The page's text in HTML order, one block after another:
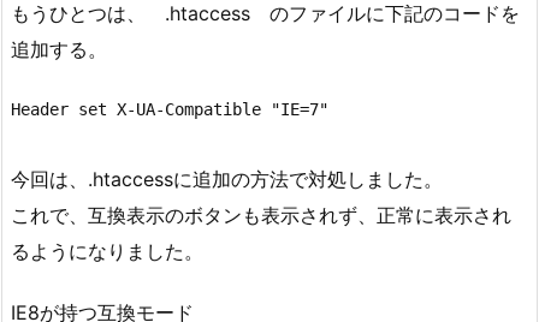
もうひとつは、 .htaccess のファイルに下記のコードを
追加する。
今回は、.htaccessに追加の方法で対処しました。
これで、互換表示のボタンも表示されず、正常に表示され
るようになりました。
IE8が持つ互換モード